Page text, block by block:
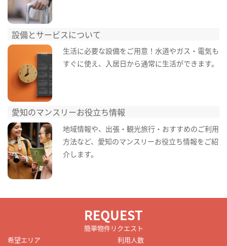
設備とサービスについて
生活に必要な設備をご用意！水道やガス・電気も
すぐに使え、入居日から通常に生活ができます。
愛知のマンスリーお役立ち情報
地域情報や、出張・観光旅行・おすすめのご利用
方法など、愛知のマンスリーお役立ち情報をご紹
介します。
REQUEST
簡単物件リクエスト
希望エリア
利用人数